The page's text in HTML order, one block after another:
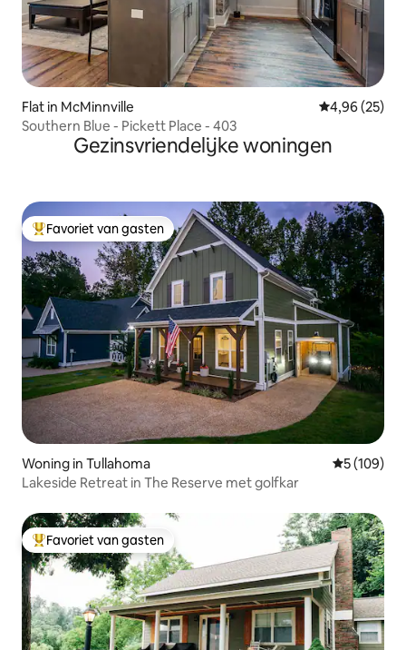
Flat in McMinnville Gemiddelde
4,96 (25)
Southern Blue - Pickett Place - 403
Gezinsvriendelijke woningen
Topfavoriet van gasten
Favoriet van gasten
Woning in Tullahoma
5 (109)
Lakeside Retreat in The Reserve met golfkar
Topfavoriet van gasten
Favoriet van gasten